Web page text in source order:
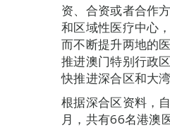
资、合资或者合作
和区域性医疗中心
而不断提升两地的
推进澳门特别行政
快推进深合区和大
根据深合区资料，
月，共有66名港澳